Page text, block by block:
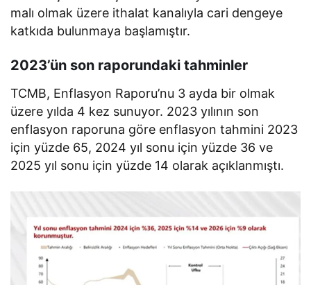
malı olmak üzere ithalat kanalıyla cari dengeye
katkıda bulunmaya başlamıştır.
2023’ün son raporundaki tahminler
TCMB, Enflasyon Raporu’nu 3 ayda bir olmak
üzere yılda 4 kez sunuyor. 2023 yılının son
enflasyon raporuna göre enflasyon tahmini 2023
için yüzde 65, 2024 yıl sonu için yüzde 36 ve
2025 yıl sonu için yüzde 14 olarak açıklanmıştı.